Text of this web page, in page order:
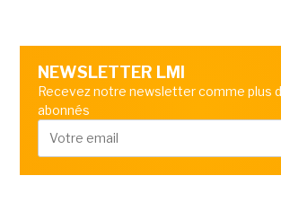
NEWSLETTER LMI
Recevez notre newsletter comme plus
abonnés